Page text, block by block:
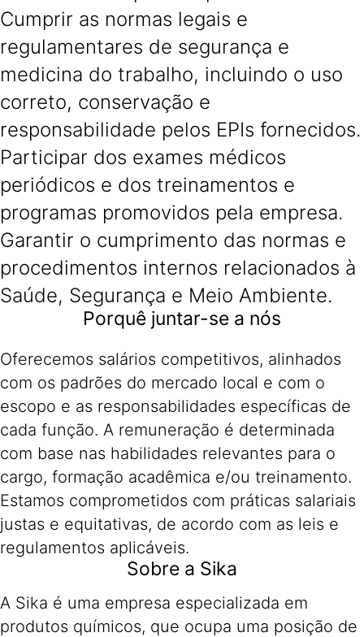
Cumprir as normas legais e
regulamentares de segurança e
medicina do trabalho, incluindo o uso
correto, conservação e
responsabilidade pelos EPIs fornecidos.
Participar dos exames médicos
periódicos e dos treinamentos e
programas promovidos pela empresa.
Garantir o cumprimento das normas e
procedimentos internos relacionados à
Saúde, Segurança e Meio Ambiente.
Porquê juntar-se a nós
Oferecemos salários competitivos, alinhados
com os padrões do mercado local e com o
escopo e as responsabilidades específicas de
cada função. A remuneração é determinada
com base nas habilidades relevantes para o
cargo, formação acadêmica e/ou treinamento.
Estamos comprometidos com práticas salariais
justas e equitativas, de acordo com as leis e
regulamentos aplicáveis.
Sobre a Sika
A Sika é uma empresa especializada em
produtos químicos, que ocupa uma posição de